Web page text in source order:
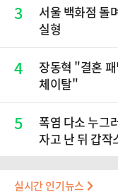
3
서울 백화점 돌
실형
4
장동혁 "결혼
체이탈"
5
폭염 다소 누그
자고 난 뒤 갑작
실시간 인기뉴스